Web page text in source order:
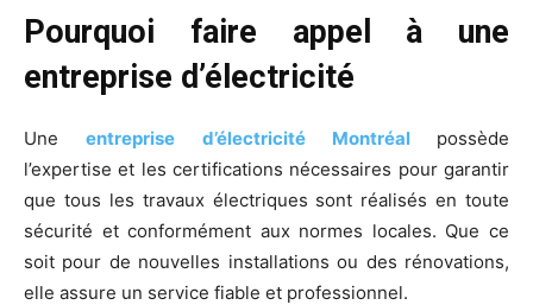
Pourquoi faire appel à une
entreprise d’électricité
Uneentreprise d’électricité Montréal
possède
l’expertise et les certifications nécessaires pour garantir
que tous les travaux électriques sont réalisés en toute
sécurité et conformément aux normes locales. Que ce
soit pour de nouvelles installations ou des rénovations,
elle assure un service fiable et professionnel.